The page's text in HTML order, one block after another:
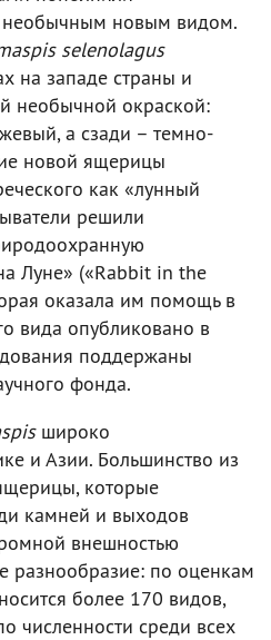
необычным новым видом.
selenolagus
на западе страны и
необычной окраской:
а сзади – темно-
новой ящерицы
как «лунный
решили
Луне» («Rabbit in the
оказала им помощь в
вида опубликовано в
поддержаны
фонда.
широко
и Азии. Большинство из
которые
камней и выходов
внешностью
разнообразие: по оценкам
более 170 видов,
численности среди всех